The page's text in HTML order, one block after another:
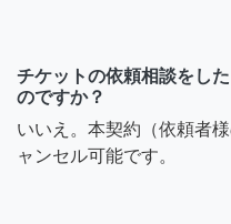
チケットの依頼相談をし
のですか？
いいえ。本契約（依頼者
ャンセル可能です。